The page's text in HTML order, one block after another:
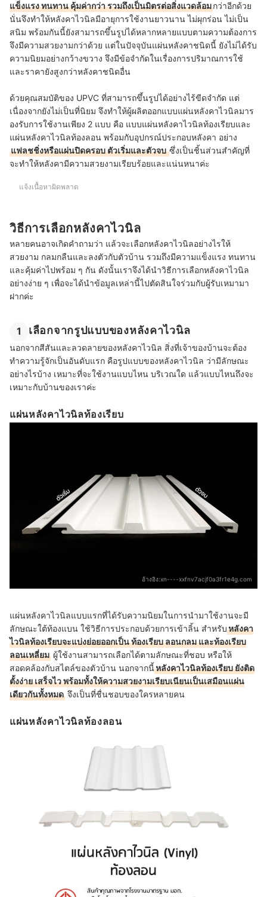
แข็งแรง ทนทาน คุ้มค่ากว่า รวมถึงเป็นมิตรต่อสิ่งแวดล้อมกว่าอีกด้วย
นั่นจึงทำให้หลังคาไวนิลมีอายุการใช้งานยาวนาน ไม่ผุกร่อน ไม่เป็น
สนิม พร้อมกันนี้ยังสามารถขึ้นรูปได้หลากหลายแบบตามความต้องการ
จึงมีความสวยงามกว่าด้วย แต่ในปัจจุบันแผ่นหลังคาชนิดนี้ ยังไม่ได้รับ
ความนิยมอย่างกว้างขวาง จึงมีข้อจำกัดในเรื่องการปริมาณการใช้
และราคายังสูงกว่าหลังคาชนิดอื่น
ด้วยคุณสมบัติของ UPVC ที่สามารถขึ้นรูปได้อย่างไร้ขีดจำกัด แต่
เนื่องจากยังไม่เป็นที่นิยม จึงทำให้ผู้ผลิตออกแบบแผ่นหลังคาไวนิลมาร
องรับการใช้งานเพียง 2 แบบ คือ แบบแผ่นหลังคาไวนิลท้องเรียบและ
แผ่นหลังคาไวนิลท้องลอน พร้อมกับอุปกรณ์ประกอบหลังคา อย่าง
แฟลชชิ่งหรือแผ่นปิดครอบ ตัวเริ่มและตัวจบซึ่งเป็นชิ้นส่วนสำคัญที่
จะทำให้หลังคามีความสวยงามเรียบร้อยและแน่นหนาค่ะ
แจ้งเนื้อหาผิดพลาด
วิธีการเลือกหลังคาไวนิล
หลายคนอาจเกิดคำถามว่า แล้วจะเลือกหลังคาไวนิลอย่างไรให้
สวยงาม กลมกลืนและลงตัวกับตัวบ้าน รวมถึงมีความแข็งแรง ทนทาน
และคุ้มค่าไปพร้อม ๆ กัน ดังนั้นเราจึงได้นำวิธีการเลือกหลังคาไวนิล
อย่างง่าย ๆ เพื่อจะได้นำข้อมูลเหล่านี้ไปตัดสินใจร่วมกับผู้รับเหมามา
ฝากค่ะ
1 เลือกจากรูปแบบของหลังคาไวนิล
นอกจากสีสันและลวดลายของหลังคาไวนิล สิ่งที่เจ้าของบ้านจะต้อง
ทำความรู้จักเป็นอันดับแรก คือรูปแบบของหลังคาไวนิล ว่ามีลักษณะ
อย่างไรบ้าง เหมาะที่จะใช้งานแบบไหน บริเวณใด แล้วแบบไหนถึงจะ
เหมาะกับบ้านของเราค่ะ
แผ่นหลังคาไวนิลท้องเรียบ
อ้างอิง:xn----xxfnv7acjf0a3fr1e4g.com
แผ่นหลังคาไวนิลแบบแรกที่ได้รับความนิยมในการนำมาใช้งานจะมี
ลักษณะใต้ท้องแบน ใช้วิธีการประกอบด้วยการเข้าลิ้น สำหรับหลังคา
ไวนิลท้องเรียบจะแบ่งย่อยออกเป็น ท้องเรียบ ลอนกลม และท้องเรียบ
ลอนเหลี่ยม ผู้ใช้งานสามารถเลือกได้ตามลักษณะที่ชอบ หรือให้
สอดคล้องกับสไตล์ของตัวบ้าน นอกจากนี้หลังคาไวนิลท้องเรียบ ยังติด
ตั้งง่าย เสร็จไว พร้อมทั้งให้ความสวยงามเรียบเนียนเป็นเสมือนแผ่น
เดียวกันทั้งหมด จึงเป็นที่ชื่นชอบของใครหลายคน
แผ่นหลังคาไวนิลท้องลอน